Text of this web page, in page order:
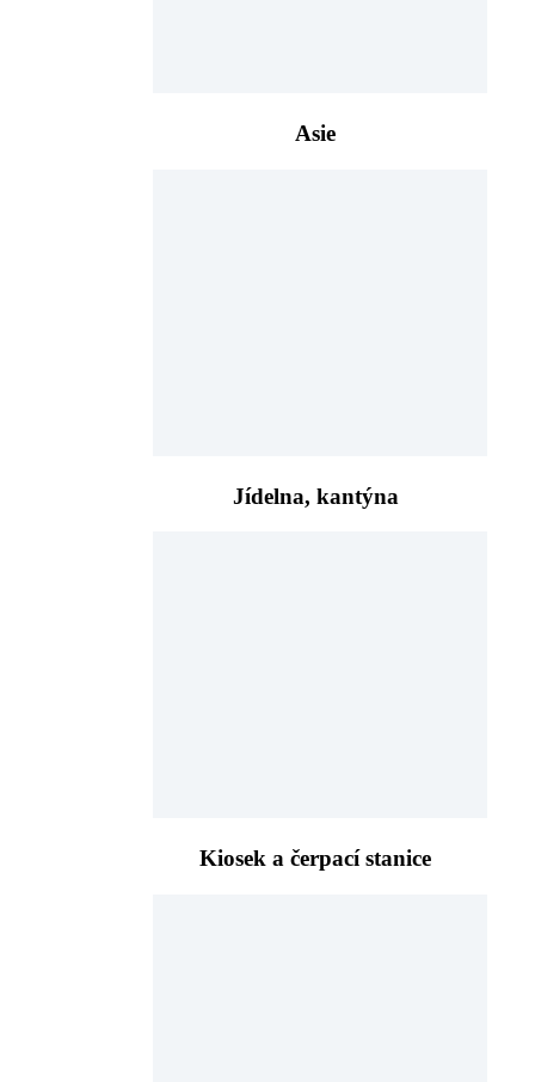
Asie
Jídelna, kantýna
Kiosek a čerpací stanice